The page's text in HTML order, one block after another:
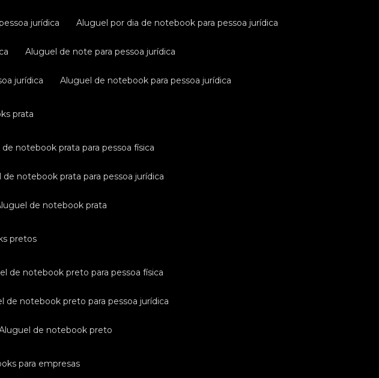
jurídica aluguel por dia de notebook para pessoa jurídica
aluguel de note para pessoa jurídica
jurídica aluguel de notebook para pessoa jurídica
prata
de notebook prata para pessoa física
de notebook prata para pessoa jurídica
aluguel de notebook prata
pretos
de notebook preto para pessoa física
de notebook preto para pessoa jurídica
aluguel de notebook preto
para empresas